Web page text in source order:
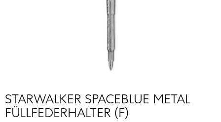
STARWALKER SPACEBLUE METAL
FÜLLFEDERHALTER (F)